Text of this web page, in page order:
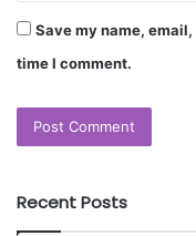
Save my name,
time I comment.
Recent Posts